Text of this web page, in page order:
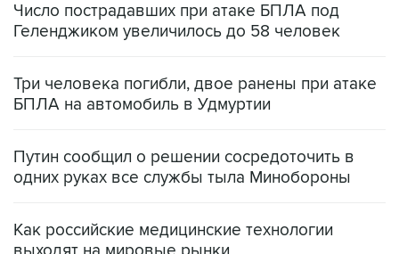
Число пострадавших при атаке БПЛА под
Геленджиком увеличилось до 58 человек
Три человека погибли, двое ранены при атаке
БПЛА на автомобиль в Удмуртии
Путин сообщил о решении сосредоточить в
одних руках все службы тыла Минобороны
Как российские медицинские технологии